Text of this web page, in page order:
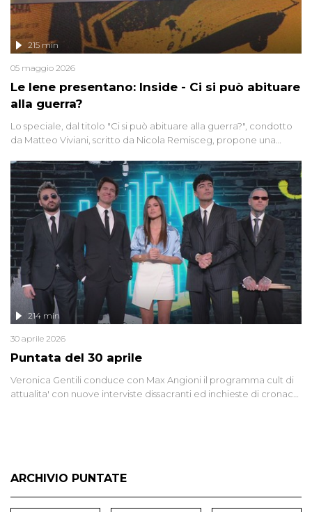
Le Iene presentano: Inside - Ci si può abituare
alla guerra?
215 min
05 maggio 2026
Lo speciale, dal titolo "Ci si può abituare alla guerra?", condotto
da Matteo Viviani, scritto da Nicola Remisceg, propone una
di settore - su quanto la guerra sia diventata una realtà pervasiva.
Anche se l'Italia non è direttamente coinvolta in conflitti armati, il
contesto globale rende impossibile considerarla un fenomeno
lontano.
Puntata del 30 aprile
214 min
30 aprile 2026
Veronica Gentili conduce con Max Angioni il programma cult di
attualita' con nuove interviste dissacranti ed inchieste di cronaca
ARCHIVIO PUNTATE